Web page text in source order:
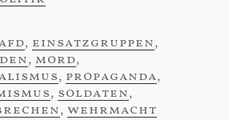
, einsatzgruppen,
, mord,
, propaganda,
, soldaten,
,wehrmacht